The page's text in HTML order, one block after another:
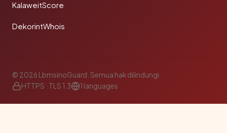
KalaweitScore
DekorintWhois
© 2026 LbmsinoGuard. Semua hak dilindungi.
HTTPS · TLS 1.3
1 languages